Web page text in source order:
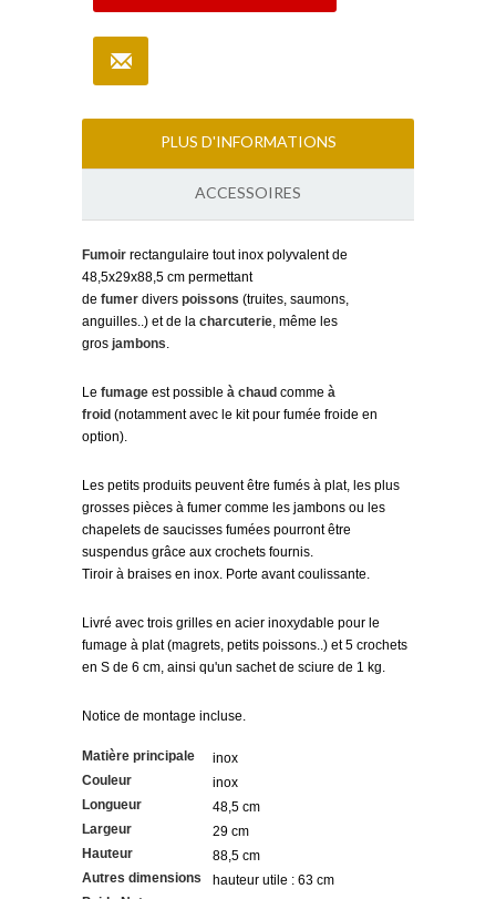
PLUS D'INFORMATIONS
ACCESSOIRES
Fumoir rectangulaire tout inox polyvalent de
48,5x29x88,5 cm permettant
de fumer divers poissons (truites, saumons,
anguilles..) et de la charcuterie, même les
gros jambons.
Le fumage est possible à chaud comme à
froid (notamment avec le kit pour fumée froide en
option).
Les petits produits peuvent être fumés à plat, les plus
grosses pièces à fumer comme les jambons ou les
chapelets de saucisses fumées pourront être
suspendus grâce aux crochets fournis.
Tiroir à braises en inox. Porte avant coulissante.
Livré avec trois grilles en acier inoxydable pour le
fumage à plat (magrets, petits poissons..) et 5 crochets
en S de 6 cm, ainsi qu'un sachet de sciure de 1 kg.
Notice de montage incluse.
Matière principale
inox
Couleur
inox
Longueur
48,5 cm
Largeur
29 cm
Hauteur
88,5 cm
Autres dimensions
hauteur utile : 63 cm